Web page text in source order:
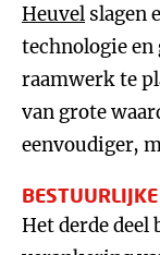
Heuvel slagen
technologie en
raamwerk te
van grote
eenvoudiger,
Het derde deel